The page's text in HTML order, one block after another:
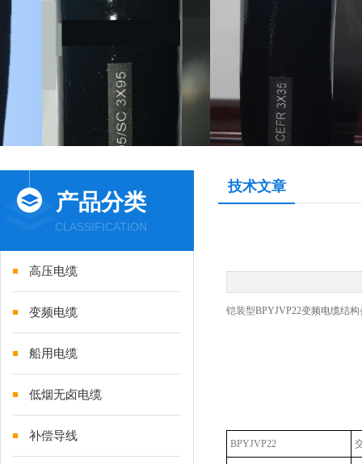
产品分类
CLASSIFICATION
高压电缆
变频电缆
船用电缆
低烟无卤电缆
补偿导线
技术文章
铠装型BPYJVP22变频电缆结构
BPYJVP22